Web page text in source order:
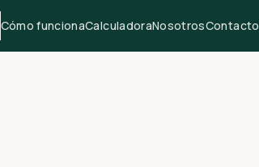
Cómo funcionaCalculadoraNosotrosContacto